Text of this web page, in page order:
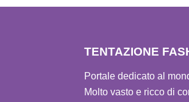
TENTAZIONE
Portale dedicato al
Molto vasto e ricco di